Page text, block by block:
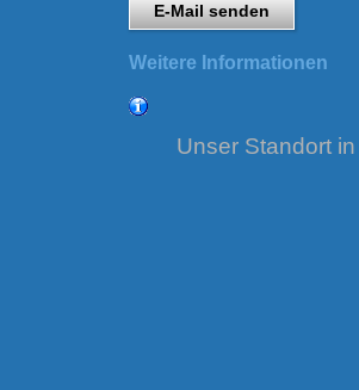
E-Mail senden
Weitere Informationen
Unser Standort